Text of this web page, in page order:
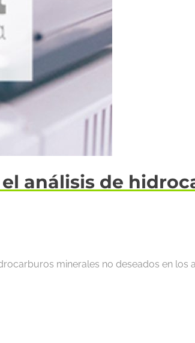
análisis de
minerales no deseados en los